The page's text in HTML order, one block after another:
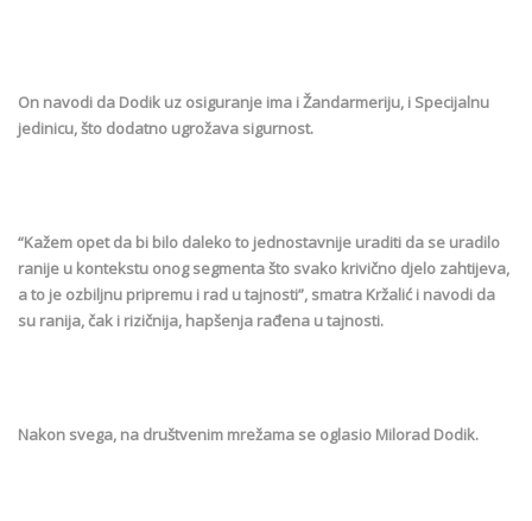
On navodi da Dodik uz osiguranje ima i Žandarmeriju, i Specijalnu
jedinicu, što dodatno ugrožava sigurnost.
“Kažem opet da bi bilo daleko to jednostavnije uraditi da se uradilo
ranije u kontekstu onog segmenta što svako krivično djelo zahtijeva,
a to je ozbiljnu pripremu i rad u tajnosti”, smatra Kržalić i navodi da
su ranija, čak i rizičnija, hapšenja rađena u tajnosti.
Nakon svega, na društvenim mrežama se oglasio Milorad Dodik.